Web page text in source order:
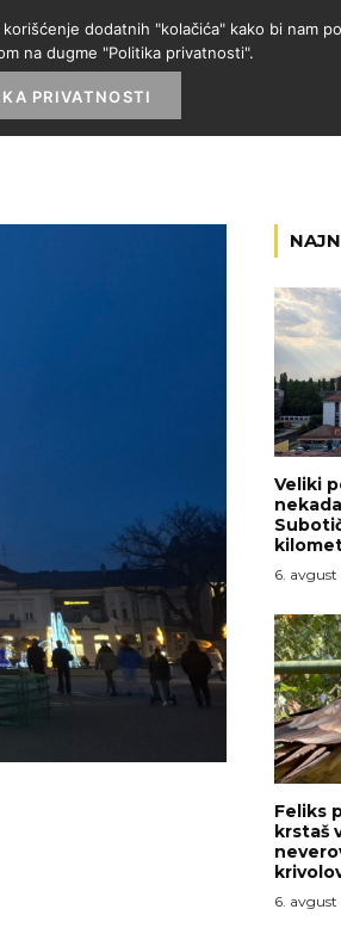
KATEGORIJE
Veliki
6. avgust
Feliks
krstaš
6. avgust
dodatnih "kolačića" kako bi nam
na dugme "Politika privatnosti".
PRIVATNOSTI